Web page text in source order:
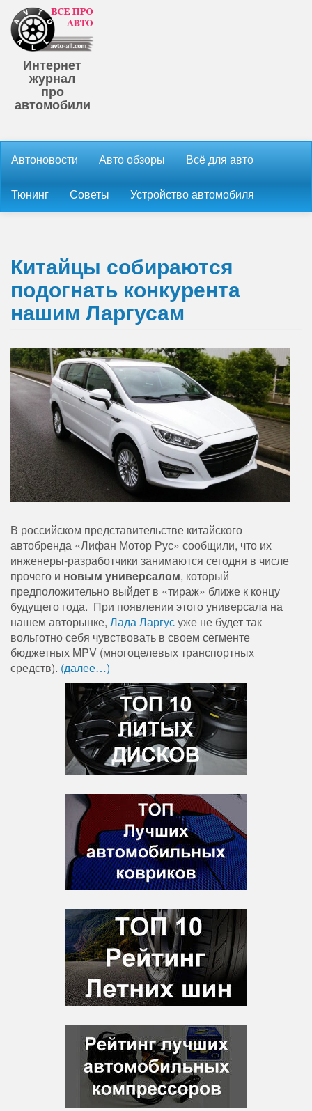
Интернет
журнал
про
автомобили
Автоновости Авто обзоры Всё для авто
Тюнинг Советы Устройство автомобиля
Китайцы собираются
подогнать конкурента
нашим Ларгусам
В российском представительстве китайского
автобренда «Лифан Мотор Рус» сообщили, что их
инженеры-разработчики занимаются сегодня в числе
прочего и новым универсалом, который
предположительно выйдет в «тираж» ближе к концу
будущего года. При появлении этого универсала на
нашем авторынке, Лада Ларгусуже не будет так
вольготно себя чувствовать в своем сегменте
бюджетных MPV (многоцелевых транспортных
средств). (далее…)